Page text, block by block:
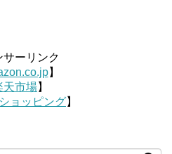
サーリンク
】
天市場】
ョッピング】